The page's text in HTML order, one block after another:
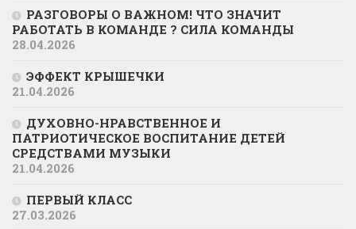
РАЗГОВОРЫ О ВАЖНОМ! ЧТО ЗНАЧИТ
РАБОТАТЬ В КОМАНДЕ ? СИЛА КОМАНДЫ
28.04.2026
ЭФФЕКТ КРЫШЕЧКИ
21.04.2026
ДУХОВНО-НРАВСТВЕННОЕ И
ПАТРИОТИЧЕСКОЕ ВОСПИТАНИЕ ДЕТЕЙ
СРЕДСТВАМИ МУЗЫКИ
21.04.2026
ПЕРВЫЙ КЛАСС
27.03.2026